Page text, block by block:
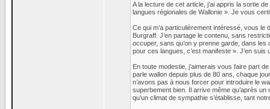
A la lecture de cet article, j’ai appris la sortie
langues régionales de Wallonie ». Je vous
Ce qui m’a particulièrement intéressé, vous
Burgraff. J’en partage le contenu, sans
occuper, sans qu’on y prenne garde, dans
pour ces langues, c’est manifeste ». J’en suis
En toute modestie, j’aimerais vous faire part
parle wallon depuis plus de 80 ans, chaque
n’avons pas à nous forcer pour introduire le
superbement bien. Il arrive même qu’après
qu’un climat de sympathie s’établisse, tant